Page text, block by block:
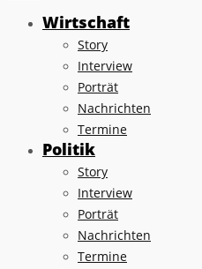
Wirtschaft
Story
Interview
Porträt
Nachrichten
Termine
Politik
Story
Interview
Porträt
Nachrichten
Termine